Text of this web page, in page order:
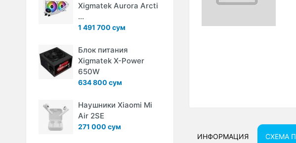
ИНФОРМАЦИЯ СХЕМА
Xigmatek Aurora Arcti
...
1 491 700 сум
Блок питания
Xigmatek X-Power
650W
634 800 сум
Наушники Xiaomi Mi
Air 2SE
271 000 сум